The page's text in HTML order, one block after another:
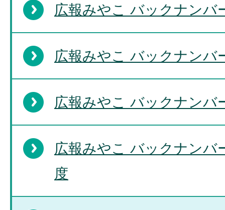
広報みやこ バックナンバ
広報みやこ バックナンバ
広報みやこ バックナンバ
広報みやこ バックナンバ
度